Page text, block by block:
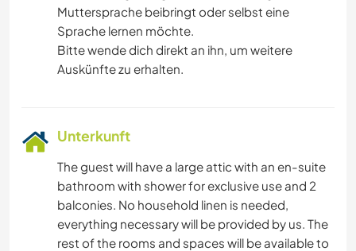
Muttersprache beibringt oder selbst eine
Sprache lernen möchte.
Bitte wende dich direkt an ihn, um weitere
Auskünfte zu erhalten.
Unterkunft
The guest will have a large attic with an en-suite
bathroom with shower for exclusive use and 2
balconies. No household linen is needed,
everything necessary will be provided by us. The
rest of the rooms and spaces will be available to